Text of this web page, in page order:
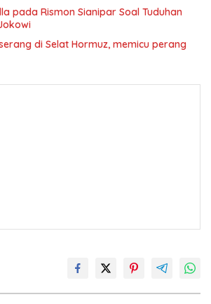
pada Rismon Sianipar Soal Tuduhan
di Selat Hormuz, memicu perang